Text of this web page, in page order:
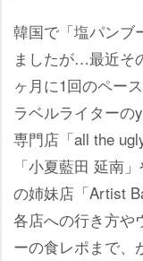
韓国で「塩パンブ
ましたが…最近そ
ヶ月に1回のペー
ラベルライターの
専門店「all the
「小夏藍田 延南
の姉妹店「Artist
各店への行き方や
ーの食レポまで、